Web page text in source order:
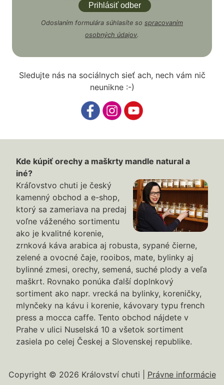
Odoslaním formulára súhlasíte so spracovaním
osobných údajov.
Sledujte nás na sociálnych sieť ach, nech vám nič
neunikne :-)
Kde kúpiť orechy a maškrty mandle natural a
iné?
Kráľovstvo chuti je český
kamenný obchod a e-shop,
ktorý sa zameriava na predaj
voľne váženého sortimentu
ako je kvalitné korenie,
zrnková káva arabica aj robusta, sypané čierne,
zelené a ovocné čaje, rooibos, mate, bylinky aj
bylinné zmesi, orechy, semená, suché plody a veľa
maškrt. Rovnako ponúka ďalší doplnkový
sortiment ako napr. vrecká na bylinky, koreničky,
mlynčeky na kávu i korenie, kávovary typu french
press a mocca caffe. Tento obchod nájdete v
Prahe v ulici Nuselská 10 a všetok sortiment
zasiela po celej Českej a Slovenskej republike.
Copyright © 2026 Království chuti | Právne informácie